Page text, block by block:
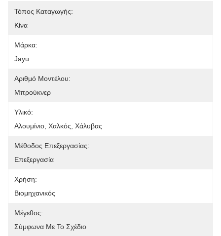
Τόπος Καταγωγής:
Κίνα
Μάρκα:
Jayu
Αριθμό Μοντέλου:
Μπρούκνερ
Υλικό:
Αλουμίνιο, Χαλκός, Χάλυβας
Μέθοδος Επεξεργασίας:
Επεξεργασία
Χρήση:
Βιομηχανικός
Μέγεθος:
Σύμφωνα Με Το Σχέδιο